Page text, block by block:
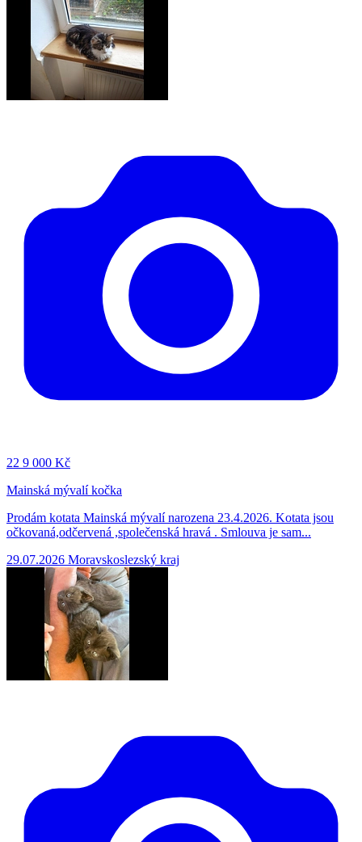
22 9 000 Kč
Mainská mývalí kočka
Prodám kotata Mainská mývalí narozena 23.4.2026. Kotata jsou
očkovaná,odčervená ,společenská hravá . Smlouva je sam...
29.07.2026 Moravskoslezský kraj